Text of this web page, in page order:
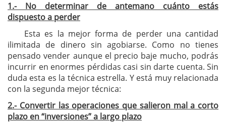
1.- No determinar de antemano cuánto estás
dispuesto a perder
Esta es la mejor forma de perder una cantidad
ilimitada de dinero sin agobiarse. Como no tienes
pensado vender aunque el precio baje mucho, podrás
incurrir en enormes pérdidas casi sin darte cuenta. Sin
duda esta es la técnica estrella. Y está muy relacionada
con la segunda mejor técnica:
2.- Convertir las operaciones que salieron mal a corto
plazo en “inversiones” a largo plazo